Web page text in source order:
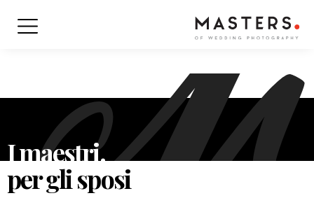
I maestri.
per gli sposi